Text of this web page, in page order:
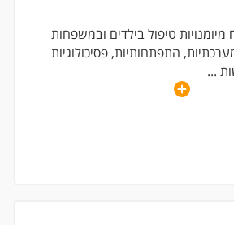
טיפול בילדים ובמשפחות
התפתחותיות, פסיכולוגיות
...